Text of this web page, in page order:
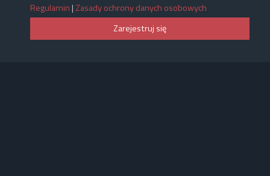
Regulamin | Zasady ochrony danych osobowych
Zarejestruj się